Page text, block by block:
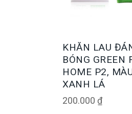
KHĂN LAU
BÓNG GREEN
HOME P2,
XANH LÁ
200.000 ₫